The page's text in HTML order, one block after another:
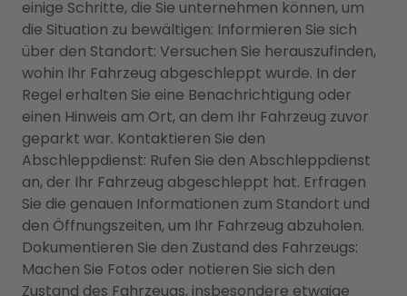
einige Schritte, die Sie unternehmen können, um
die Situation zu bewältigen: Informieren Sie sich
über den Standort: Versuchen Sie herauszufinden,
wohin Ihr Fahrzeug abgeschleppt wurde. In der
Regel erhalten Sie eine Benachrichtigung oder
einen Hinweis am Ort, an dem Ihr Fahrzeug zuvor
geparkt war. Kontaktieren Sie den
Abschleppdienst: Rufen Sie den Abschleppdienst
an, der Ihr Fahrzeug abgeschleppt hat. Erfragen
Sie die genauen Informationen zum Standort und
den Öffnungszeiten, um Ihr Fahrzeug abzuholen.
Dokumentieren Sie den Zustand des Fahrzeugs:
Machen Sie Fotos oder notieren Sie sich den
Zustand des Fahrzeugs, insbesondere etwaige